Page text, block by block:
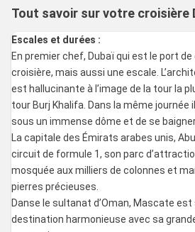
Tout savoir sur votre croisière
Escales et durées :
En premier chef, Dubaï qui est le port
croisière, mais aussi une escale.
est hallucinante à l’image de la tour la
tour Burj Khalifa. Dans la même journée
sous un immense dôme et de se baigner
La capitale des Émirats arabes unis,
circuit de formule 1, son parc
mosquée aux milliers de colonnes et
pierres précieuses.
Danse le sultanat d’Oman, Mascate
destination harmonieuse avec sa